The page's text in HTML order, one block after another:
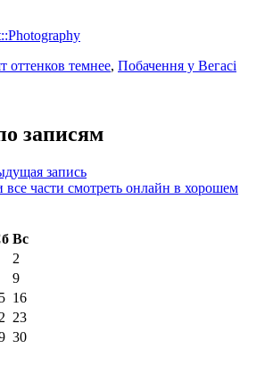
оттенков темнее, Побачення у Вегасі
записям
запись
части смотреть онлайн в хорошем
Вс
2
9
16
23
30